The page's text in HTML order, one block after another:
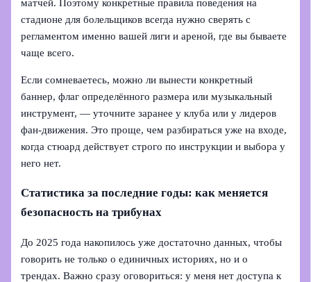
матчей. Поэтому конкретные правила поведения на
стадионе для болельщиков всегда нужно сверять с
регламентом именно вашей лиги и ареной, где вы бываете
чаще всего.
Если сомневаетесь, можно ли вынести конкретный
баннер, флаг определённого размера или музыкальный
инструмент, — уточните заранее у клуба или у лидеров
фан‑движения. Это проще, чем разбираться уже на входе,
когда стюард действует строго по инструкции и выбора у
него нет.
Статистика за последние годы: как меняется
безопасность на трибунах
До 2025 года накопилось уже достаточно данных, чтобы
говорить не только о единичных историях, но и о
трендах. Важно сразу оговориться: у меня нет доступа к